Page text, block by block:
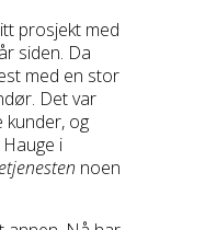
prosjekt med
siden. Da
med en stor
Det var
kunder, og
i
noen